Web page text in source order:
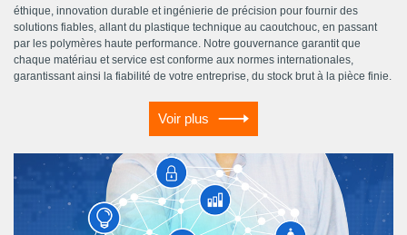
éthique, innovation durable et ingénierie de précision pour fournir des
solutions fiables, allant du plastique technique au caoutchouc, en passant
par les polymères haute performance. Notre gouvernance garantit que
chaque matériau et service est conforme aux normes internationales,
garantissant ainsi la fiabilité de votre entreprise, du stock brut à la pièce finie.
Voir plus